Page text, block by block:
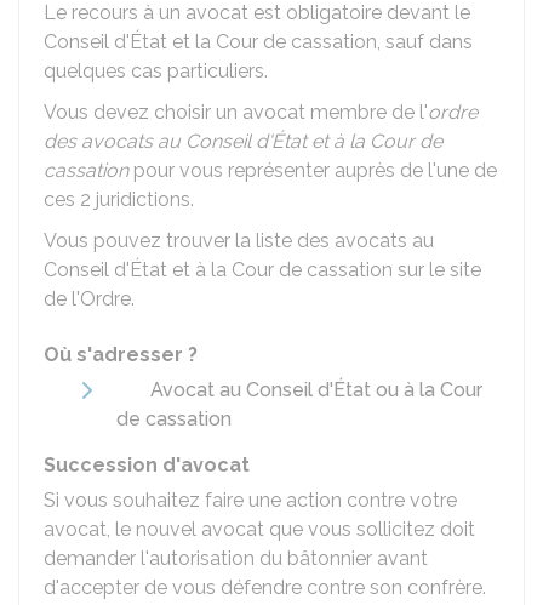
Le recours à un avocat est obligatoire devant le
Conseil d'État et la Cour de cassation, sauf dans
quelques cas particuliers.
Vous devez choisir un avocat membre de l'ordre
des avocats au Conseil d'État et à la Cour de
cassationpour vous représenter auprès de l'une de
ces 2 juridictions.
Vous pouvez trouver la liste des avocats au
Conseil d'État et à la Cour de cassation sur le site
de l'Ordre.
Où s'adresser ?
Avocat au Conseil d'État ou à la Cour
de cassation
Succession d'avocat
Si vous souhaitez faire une action contre votre
avocat, le nouvel avocat que vous sollicitez doit
demander l'autorisation du bâtonnier avant
d'accepter de vous défendre contre son confrère.